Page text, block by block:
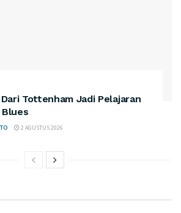
Dari Tottenham Jadi Pelajaran
2 AGUSTUS 2026